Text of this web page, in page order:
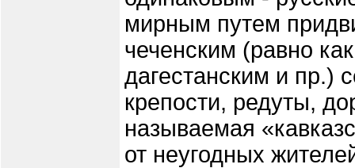
мирным путем
чеченским (равно
дагестанским и пр.)
крепости, редуты,
называемая
от неугодных